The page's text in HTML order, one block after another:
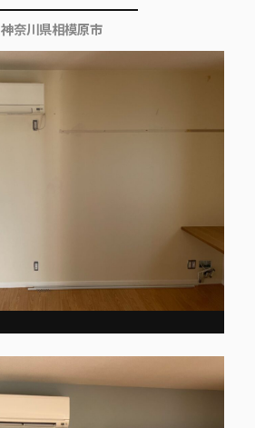
神奈川県相模原市